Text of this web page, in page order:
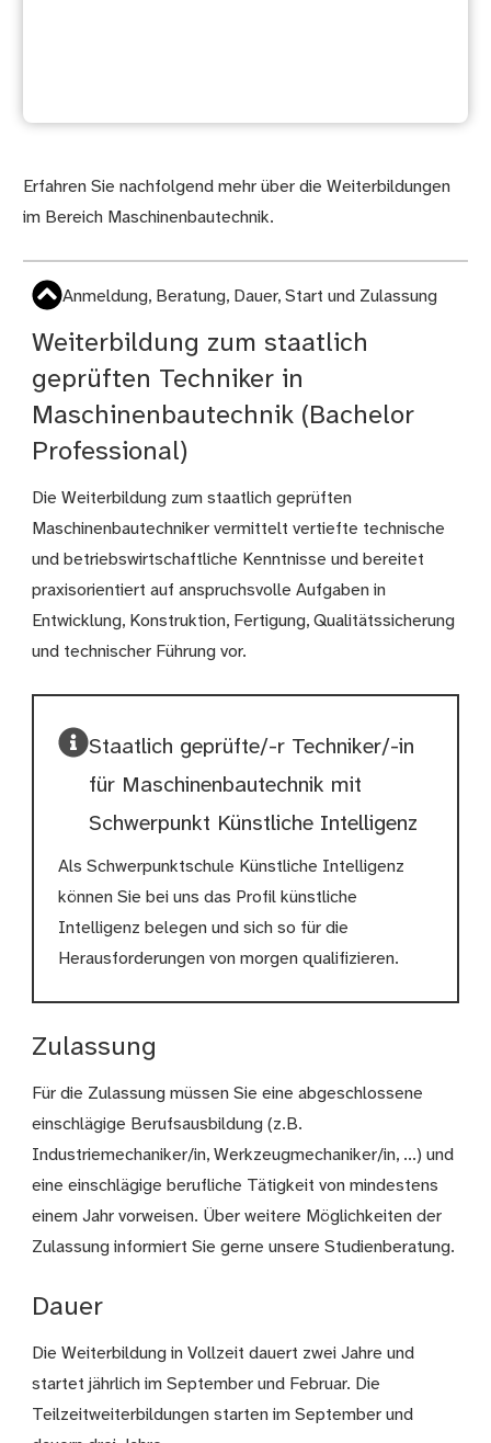
Erfahren Sie nachfolgend mehr über die Weiterbildungen
im Bereich Maschinenbautechnik.
Anmeldung, Beratung, Dauer, Start und Zulassung
Weiterbildung zum staatlich
geprüften Techniker in
Maschinenbautechnik (Bachelor
Professional)
Die Weiterbildung zum staatlich geprüften
Maschinenbautechniker vermittelt vertiefte technische
und betriebswirtschaftliche Kenntnisse und bereitet
praxisorientiert auf anspruchsvolle Aufgaben in
Entwicklung, Konstruktion, Fertigung, Qualitätssicherung
und technischer Führung vor.
Staatlich geprüfte/-r Techniker/-in
für Maschinenbautechnik mit
Schwerpunkt Künstliche Intelligenz
Als Schwerpunktschule Künstliche Intelligenz
können Sie bei uns das Profil künstliche
Intelligenz belegen und sich so für die
Herausforderungen von morgen qualifizieren.
Zulassung
Für die Zulassung müssen Sie eine abgeschlossene
einschlägige Berufsausbildung (z.B.
Industriemechaniker/in, Werkzeugmechaniker/in, ...) und
eine einschlägige berufliche Tätigkeit von mindestens
einem Jahr vorweisen. Über weitere Möglichkeiten der
Zulassung informiert Sie gerne unsere Studienberatung.
Dauer
Die Weiterbildung in Vollzeit dauert zwei Jahre und
startet jährlich im September und Februar. Die
Teilzeitweiterbildungen starten im September und